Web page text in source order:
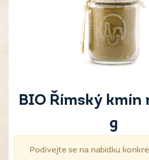
BIO Římský kmín
g
Podívejte se na nabídku